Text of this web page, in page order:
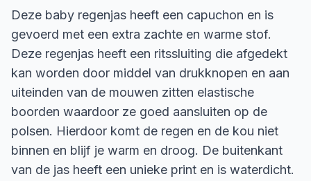
Deze baby regenjas heeft een capuchon en is
gevoerd met een extra zachte en warme stof.
Deze regenjas heeft een ritssluiting die afgedekt
kan worden door middel van drukknopen en aan
uiteinden van de mouwen zitten elastische
boorden waardoor ze goed aansluiten op de
polsen. Hierdoor komt de regen en de kou niet
binnen en blijf je warm en droog. De buitenkant
van de jas heeft een unieke print en is waterdicht.